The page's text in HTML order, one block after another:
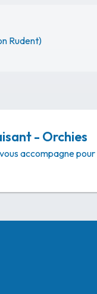
Rudent)
- Orchies
accompagne